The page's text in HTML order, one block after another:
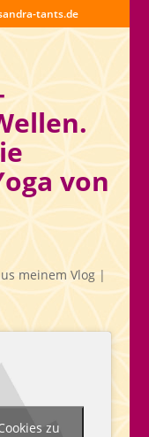
tants.de
von
meinem Vlog|
zu